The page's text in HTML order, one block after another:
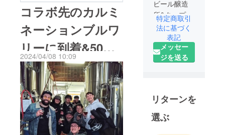
コラボ先のカルミ
ネーションブルワ
リーに到着&50%
達成ありがとうご
ざいます！
2024/04/08 10:09
ビール醸造
所&タップ
ルームの「2
杯目のビー
ル。」で
す。フルー
心に、素材
の香り・フ
レーバーを
特定商取引
法に基づく
表記
メッセー
ジを送る
リターンを
選ぶ